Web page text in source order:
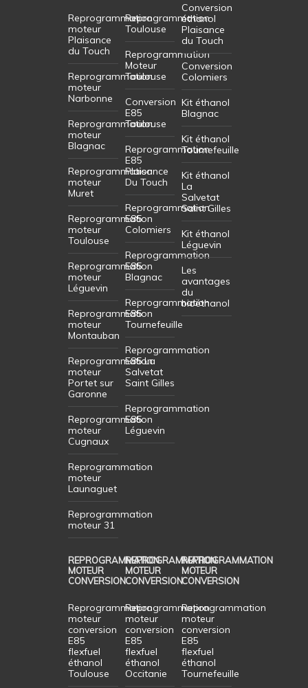
Reprogrammation
moteur
Plaisance
du Touch
Reprogrammation
moteur
Narbonne
Reprogrammation
moteur
Blagnac
Reprogrammation
moteur
Muret
Reprogrammation
moteur
Toulouse
Reprogrammation
moteur
Léguevin
Reprogrammation
moteur
Montauban
Reprogrammation
moteur
Portet sur
Garonne
Reprogrammation
moteur
Cugnaux
Reprogrammation
moteur
Launaguet
Reprogrammation
moteur 31
Reprogrammation
Toulouse
Reprogrammation
Moteur
Toulouse
Conversion
E85
Toulouse
Reprogrammation
E85
Plaisance
Du Touch
Reprogrammation
E85
Colomiers
Reprogrammation
E85
Blagnac
Reprogrammation
E85
Tournefeuille
Reprogrammation
E85 La
Salvetat
Saint Gilles
Reprogrammation
E85
Léguevin
Conversion
éthanol
Plaisance
du Touch
Conversion
Colomiers
Kit éthanol
Blagnac
Kit éthanol
Tournefeuille
Kit éthanol
La
Salvetat
Saint Gilles
Kit éthanol
Léguevin
Les
avantages
du
bioéthanol
REPROGRAMMATION
MOTEUR
CONVERSION
Reprogrammation
moteur
conversion
E85
flexfuel
éthanol
Toulouse
REPROGRAMMATION
MOTEUR
CONVERSION
Reprogrammation
moteur
conversion
E85
flexfuel
éthanol
Occitanie
REPROGRAMMATION
MOTEUR
CONVERSION
Reprogrammation
moteur
conversion
E85
flexfuel
éthanol
Tournefeuille